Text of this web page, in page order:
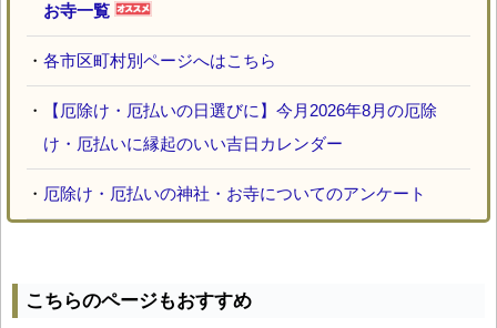
お寺一覧
・ 各市区町村別ページへはこちら
・
【厄除け・厄払いの日選びに】今月2026年8月の厄除
け・厄払いに縁起のいい吉日カレンダー
・ 厄除け・厄払いの神社・お寺についてのアンケート
こちらのページもおすすめ